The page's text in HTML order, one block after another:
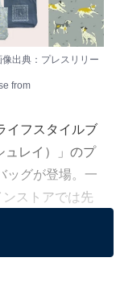
出典：プレスリリー
from
イフスタイルブ
ュレイ）」のプ
ッグが登場。一
ストアでは先
います。